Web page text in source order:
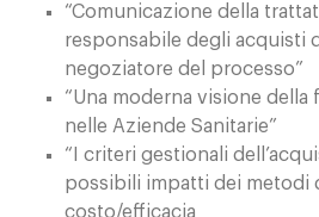
“Comunicazione della
responsabile degli acquisti
negoziatore del processo”
“Una moderna visione
nelle Aziende Sanitarie”
“I criteri gestionali
possibili impatti dei metodi
costo/efficacia